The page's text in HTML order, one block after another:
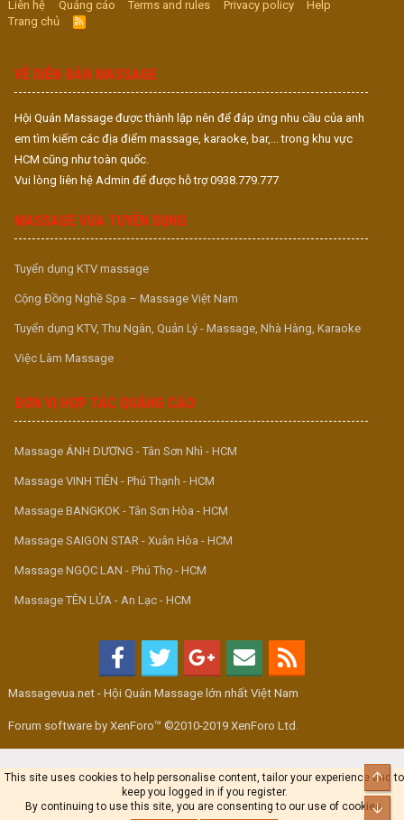
Liên hệ
Quảng cáo Terms and rules Privacy policy
Help
Trang chủ
R
S
VỀ DIỄN ĐÀN MASSAGE
Hội Quán Massage được thành lập nên để đáp ứng nhu cầu của anh
em tìm kiếm các địa điểm massage, karaoke, bar,... trong khu vực
HCM cũng như toàn quốc.
Vui lòng liên hệ Admin để được hỗ trợ 0938.779.777
MASSAGE VUA TUYỂN DỤNG
Tuyển dụng KTV massage
Cộng Đồng Nghề Spa – Massage Việt Nam
Tuyển dụng KTV, Thu Ngân, Quản Lý - Massage, Nhà Hàng, Karaoke
Việc Làm Massage
ĐƠN VỊ HỢP TÁC QUẢNG CÁO
Massage ÁNH DƯƠNG - Tân Sơn Nhì - HCM
Massage VINH TIÊN - Phú Thạnh - HCM
Massage BANGKOK - Tân Sơn Hòa - HCM
Massage SAIGON STAR - Xuân Hòa - HCM
Massage NGỌC LAN - Phú Thọ - HCM
Massage TÊN LỬA - An Lạc - HCM
Massagevua.net - Hội Quán Massage lớn nhất Việt Nam
Forum software by XenForo™ ©2010-2019 XenForo Ltd.
This site uses cookies to help personalise content, tailor your experience and to
keep you logged in if you register.
By continuing to use this site, you are consenting to our use of cookies.
Top